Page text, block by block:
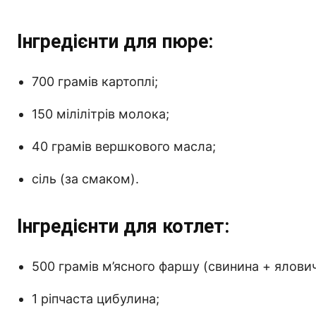
Інгредієнти для пюре:
700 грамів картоплі;
150 мілілітрів молока;
40 грамів вершкового масла;
сіль (за смаком).
Інгредієнти для котлет:
500 грамів м’ясного фаршу (свинина +
1 ріпчаста цибулина;